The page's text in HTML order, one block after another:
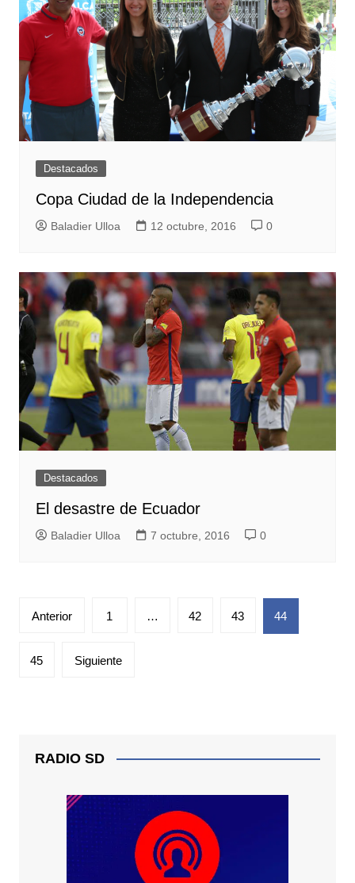
Destacados
Copa Ciudad de la Independencia
Baladier Ulloa 12 octubre, 2016 0
Destacados
El desastre de Ecuador
Baladier Ulloa 7 octubre, 2016 0
Paginación
entradas
Anterior 1 … 42 43 44
45 Siguiente
RADIO SD